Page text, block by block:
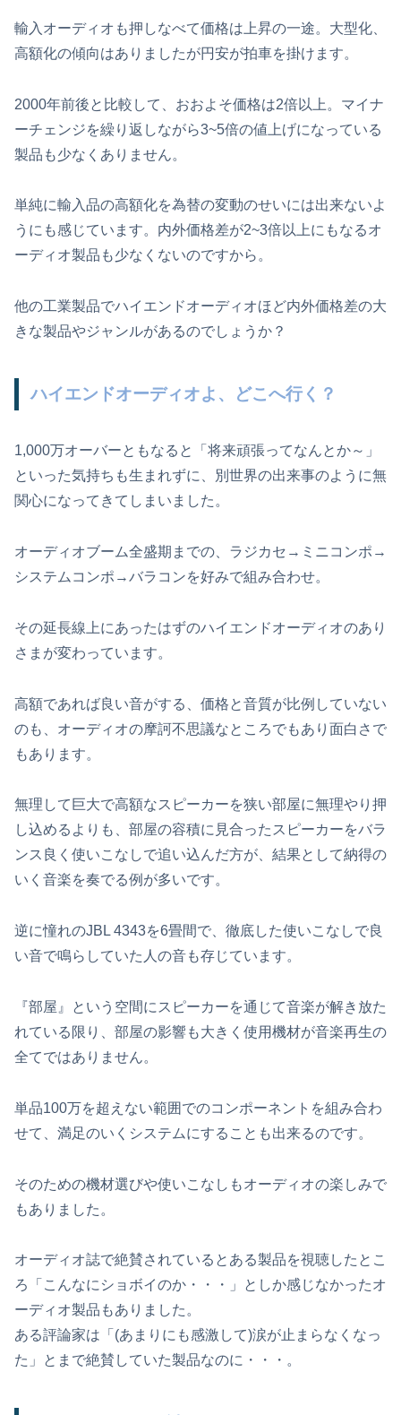
輸入オーディオも押しなべて価格は上昇の一途。大型化、
高額化の傾向はありましたが円安が拍車を掛けます。
2000年前後と比較して、おおよそ価格は2倍以上。マイナ
ーチェンジを繰り返しながら3~5倍の値上げになっている
製品も少なくありません。
単純に輸入品の高額化を為替の変動のせいには出来ないよ
うにも感じています。内外価格差が2~3倍以上にもなるオ
ーディオ製品も少なくないのですから。
他の工業製品でハイエンドオーディオほど内外価格差の大
きな製品やジャンルがあるのでしょうか？
ハイエンドオーディオよ、どこへ行く？
1,000万オーバーともなると「将来頑張ってなんとか～」
といった気持ちも生まれずに、別世界の出来事のように無
関心になってきてしまいました。
オーディオブーム全盛期までの、ラジカセ→ミニコンポ→
システムコンポ→バラコンを好みで組み合わせ。
その延長線上にあったはずのハイエンドオーディオのあり
さまが変わっています。
高額であれば良い音がする、価格と音質が比例していない
のも、オーディオの摩訶不思議なところでもあり面白さで
もあります。
無理して巨大で高額なスピーカーを狭い部屋に無理やり押
し込めるよりも、部屋の容積に見合ったスピーカーをバラ
ンス良く使いこなしで追い込んだ方が、結果として納得の
いく音楽を奏でる例が多いです。
逆に憧れのJBL 4343を6畳間で、徹底した使いこなしで良
い音で鳴らしていた人の音も存じています。
『部屋』という空間にスピーカーを通じて音楽が解き放た
れている限り、部屋の影響も大きく使用機材が音楽再生の
全てではありません。
単品100万を超えない範囲でのコンポーネントを組み合わ
せて、満足のいくシステムにすることも出来るのです。
そのための機材選びや使いこなしもオーディオの楽しみで
もありました。
オーディオ誌で絶賛されているとある製品を視聴したとこ
ろ「こんなにショボイのか・・・」としか感じなかったオ
ーディオ製品もありました。
ある評論家は「(あまりにも感激して)涙が止まらなくなっ
た」とまで絶賛していた製品なのに・・・。